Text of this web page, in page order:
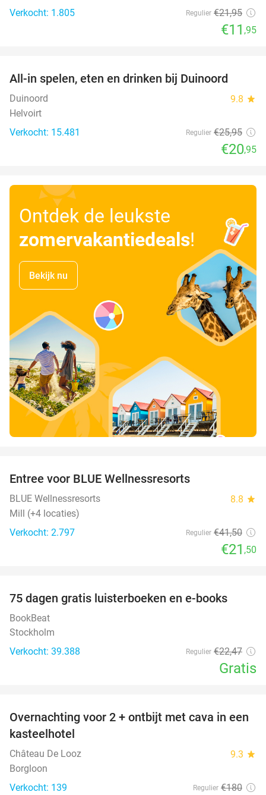
Verkocht: 1.805
Regulier €21,95
€11 ,95
All-in spelen, eten en drinken bij Duinoord
Duinoord 9.8 star
Helvoirt
Verkocht: 15.481
Regulier €25,95
€20,95
Ontdek de leukste
zomervakantiedeals!
Bekijk nu
Entree voor BLUE Wellnessresorts
BLUE Wellnessresorts 8.8 star
Mill (+4 locaties)
Verkocht: 2.797
Regulier €41,50
€21 ,50
75 dagen gratis luisterboeken en e-books
BookBeat
Stockholm
Verkocht: 39.388
Regulier €22,47
Gratis
48%
Overnachting voor 2 + ontbijt met cava in een
kasteelhotel
Château De Looz 9.3 star
Borgloon
Verkocht: 139
Regulier €180